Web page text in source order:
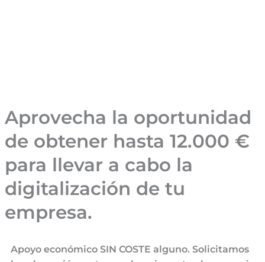
Aprovecha la oportunidad
de obtener hasta 12.000 €
para llevar a cabo la
digitalización de tu
empresa.
Apoyo económico SIN COSTE alguno. Solicitamos